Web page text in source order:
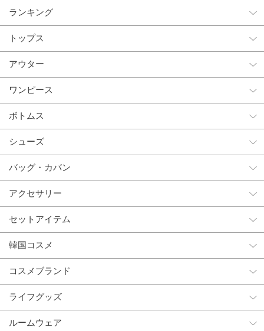
ランキング
トップス
アウター
ワンピース
ボトムス
シューズ
バッグ・カバン
アクセサリー
セットアイテム
韓国コスメ
コスメブランド
ライフグッズ
ルームウェア